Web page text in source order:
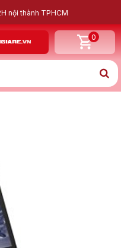
nội thành TPHCM
0
TÔI X
| Intel HD Graphics |
HD